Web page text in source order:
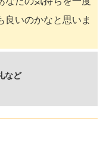
良いのかなと思いま
など